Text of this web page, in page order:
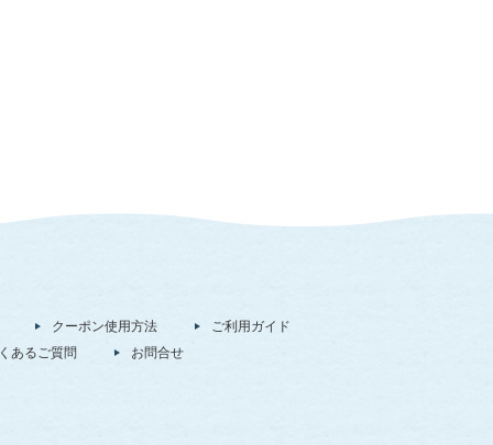
クーポン使用方法
ご利用ガイド
あるご質問 お問合せ